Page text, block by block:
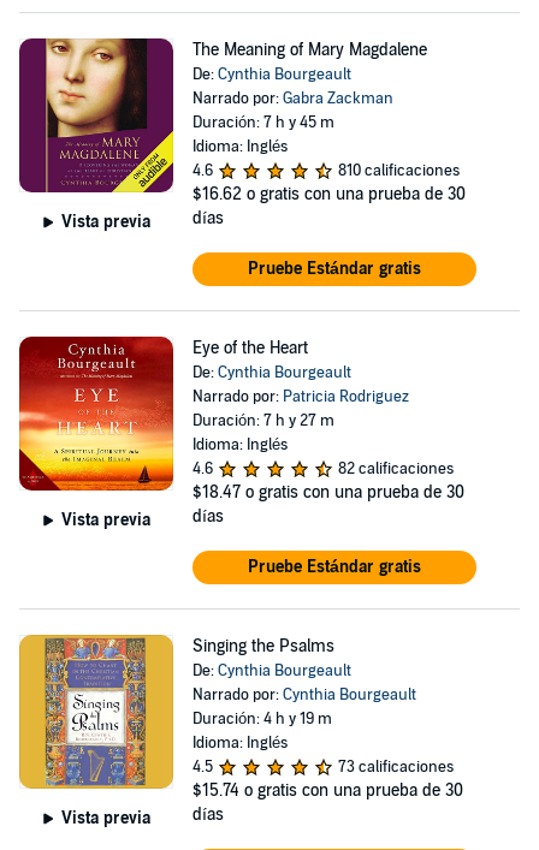
Vista previa
The Meaning of Mary Magdalene
De:Cynthia Bourgeault
Narrado por:Gabra Zackman
Duración: 7 h y 45 m
Idioma: Inglés
4.6
810 calificaciones
$16.62 o gratis con una prueba de 30
días
Pruebe Estándar gratis
Vista previa
Eye of the Heart
De:Cynthia Bourgeault
Narrado por: Patricia Rodriguez
Duración: 7 h y 27 m
Idioma: Inglés
4.6
82 calificaciones
$18.47 o gratis con una prueba de 30
días
Pruebe Estándar gratis
Vista previa
Singing the Psalms
De:Cynthia Bourgeault
Narrado por:Cynthia Bourgeault
Duración: 4 h y 19 m
Idioma: Inglés
4.5
73 calificaciones
$15.74 o gratis con una prueba de 30
días